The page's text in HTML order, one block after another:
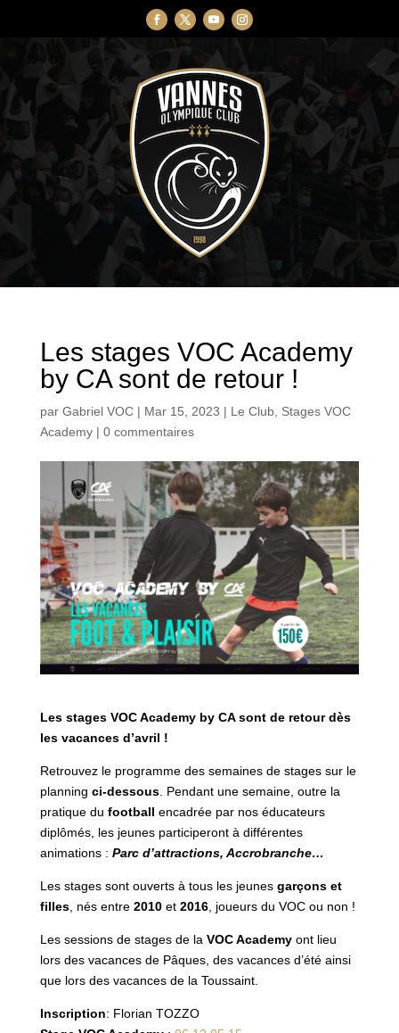
Les stages VOC Academy
by CA sont de retour !
par Gabriel VOC| Mar 15, 2023 | Le Club, Stages VOC
Academy| 0 commentaires
Les stages VOC Academy by CA sont de retour dès
les vacances d’avril !
Retrouvez le programme des semaines de stages sur le
planning ci-dessous. Pendant une semaine, outre la
pratique du football encadrée par nos éducateurs
diplômés, les jeunes participeront à différentes
animations : Parc d’attractions, Accrobranche…
Les stages sont ouverts à tous les jeunes garçons et
filles, nés entre 2010et 2016, joueurs du VOC ou non !
Les sessions de stages de la VOC Academyont lieu
lors des vacances de Pâques, des vacances d’été ainsi
que lors des vacances de la Toussaint.
Inscription: Florian TOZZO